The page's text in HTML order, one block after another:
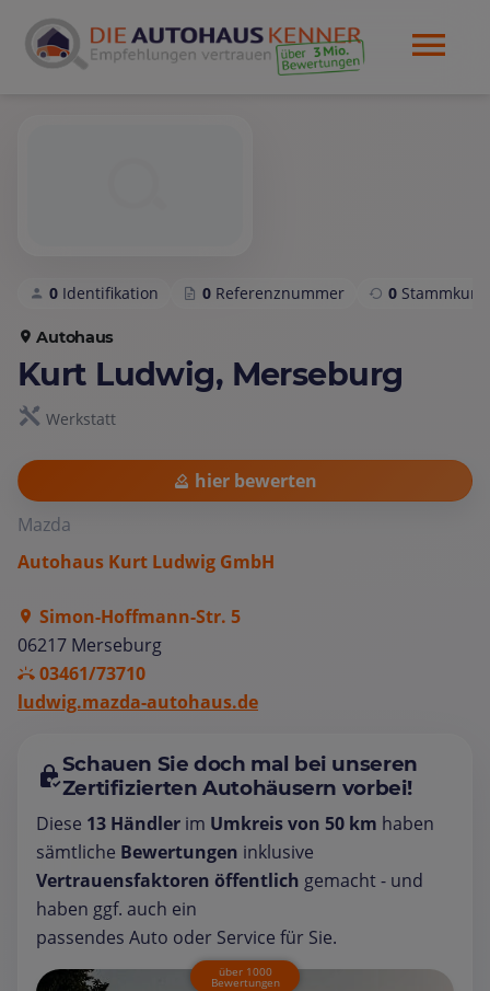
0 Identifikation 0 Referenznummer 0
Autohaus
Kurt Ludwig, Merseburg
Werkstatt
hier bewerten
Mazda
Autohaus Kurt Ludwig GmbH
Simon-Hoffmann-Str. 5
06217 Merseburg
03461/73710
ludwig.mazda-autohaus.de
Schauen Sie doch mal bei unseren
Zertifizierten Autohäusern vorbei!
Diese 13 Händler im Umkreis von 50 km haben
sämtliche Bewertungen inklusive
Vertrauensfaktoren öffentlich gemacht - und
haben ggf. auch ein
passendes Auto oder Service für Sie.
über 1000
Bewertungen